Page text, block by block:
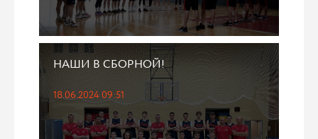
НАШИ В СБОРНОЙ!
18.06.2024 09:51